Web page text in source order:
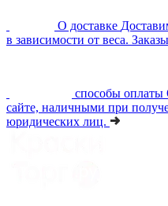
О доставке
в зависимости от веса.
способы оплаты
сайте, наличными при
юридических лиц.